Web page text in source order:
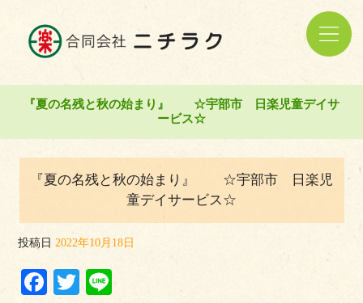
『夏の名残と秋の始まり』 ☆宇部市 日楽児童デイサ
ービス☆
『夏の名残と秋の始まり』 ☆宇部市 日楽児
童デイサービス☆
投稿日 2022年10月18日
Facebook
Twitter